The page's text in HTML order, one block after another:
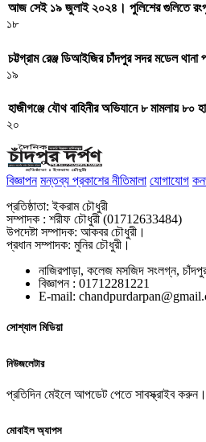
আজ সেই ১৯ জুলাই ২০২৪। পুলিশের গুলিতে
১৮
চট্টগ্রাম রেঞ্জ ডিআইজির চাঁদপুর সদর মডেল থানা
১৯
হাজীগঞ্জে যৌথ বাহিনীর অভিযানে ৮ মামলায় ৮০
২০
বিজ্ঞাপন মন্তব্য প্রকাশের নীতিমালা যোগাযোগ
প্রতিষ্ঠাতা: ইকরাম চৌধুরী
সম্পাদক : শরীফ চৌধুরী (01712633484)
উপদেষ্টা সম্পাদক: আকবর চৌধুরী।
প্রধান সম্পাদক: মুনির চৌধুরী।
নাজিরপাড়া, কলেজ মসজিদ সংলগ্ন,
‎বিজ্ঞাপন : 01712281221
‎E-mail:
সোশ্যাল মিডিয়া
নিউজলেটার
প্রতিদিন মেইলে আপডেট পেতে সাবস্ক্রাইব করুন।
মোবাইল অ্যাপস